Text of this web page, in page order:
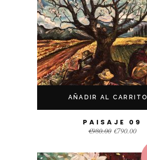
AÑADIR AL CARRITO
PAISAJE 09
€980.00 €790.00